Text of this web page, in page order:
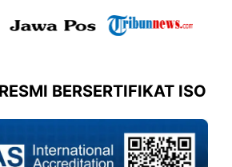
BERSERTIFIKAT ISO